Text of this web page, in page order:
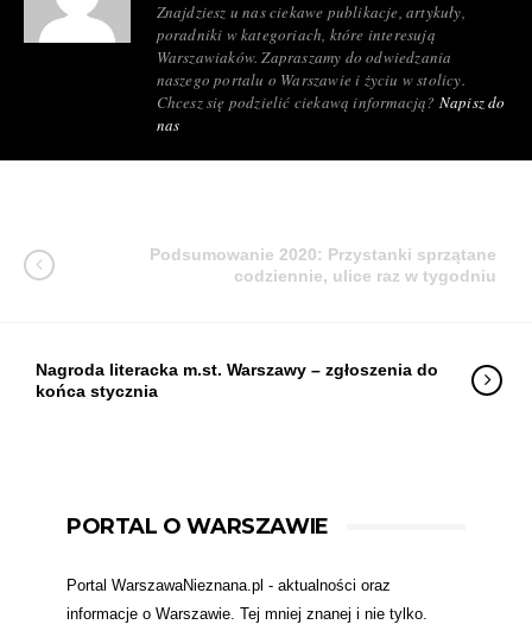
Znajdziesz u nas ciekawe publikacje, artykuły,
poradniki w kategoriach, które interesują
Warszawiaków. Zapraszamy do odwiedzania
naszego portalu o Warszawie i życiu w stolicy.
Chcesz się podzielić ciekawą informacją? Napisz do
nas
Podsumowanie 2020: Przystanki sprzątane
codziennie, ulice raz w tygodniu
Nagroda literacka m.st. Warszawy – zgłoszenia do
końca stycznia
PORTAL O WARSZAWIE
Portal WarszawaNieznana.pl - aktualności oraz
informacje o Warszawie. Tej mniej znanej i nie tylko.